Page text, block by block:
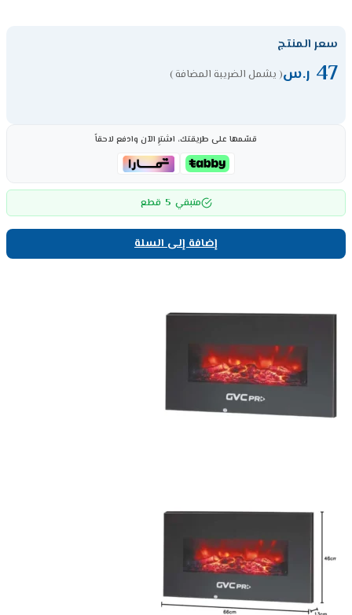
سعر المنتج
47 ر.س( يشمل الضريبة المضافة )
قسّمها على طريقتك، اشترِ الآن وادفع لاحقاً
متبقي 5 قطع
إضافة إلى السلة